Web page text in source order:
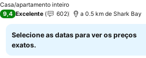
Casa/apartamento inteiro
9,4 Excelente 602 a 0.5 km de Shark Bay
Selecione as datas para ver os preços
exatos.